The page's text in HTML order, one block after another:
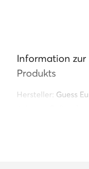
Information zur
Produkts
Hersteller: Guess